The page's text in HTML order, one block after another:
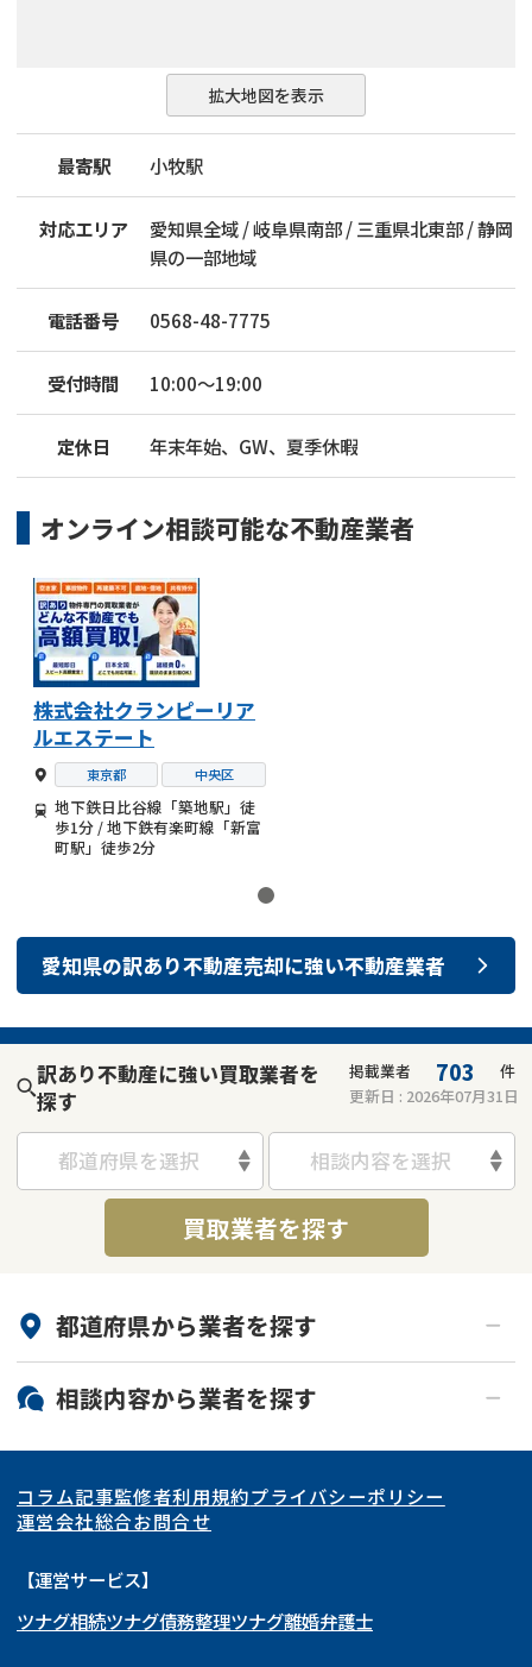
拡大地図を表示
最寄駅 小牧駅
対応エリア
愛知県全域 / 岐阜県南部 / 三重県北東部 / 静岡
県の一部地域
電話番号 0568-48-7775
受付時間 10:00～19:00
定休日 年末年始、GW、夏季休暇
オンライン相談可能な不動産業者
株式会社クランピーリア
ルエステート
東京都 中央区
地下鉄日比谷線「築地駅」徒
歩1分 / 地下鉄有楽町線「新富
町駅」徒歩2分
愛知県の訳あり不動産売却に強い不動産業者
訳あり不動産に強い買取業者を
探す
掲載業者 703
件
更新日 : 2026年07月31日
都道府県を選択 相談内容を選択
買取業者を探す
都道府県から業者を探す
北海道・東北
北海道 青森県
岩手県 宮城県
秋田県
福島県
関東
東京都 神奈川県
埼玉県
茨城県 群馬県
東海
愛知県
岐阜県 山梨県
関西
大阪府 京都府
北陸・甲信越
相談内容から業者を探す
再建築不可
底地
ゴミ屋敷
リースバック
コラム記事監修者利用規約プライバシーポリシー
運営会社総合お問合せ
【運営サービス】
ツナグ相続ツナグ債務整理ツナグ離婚弁護士